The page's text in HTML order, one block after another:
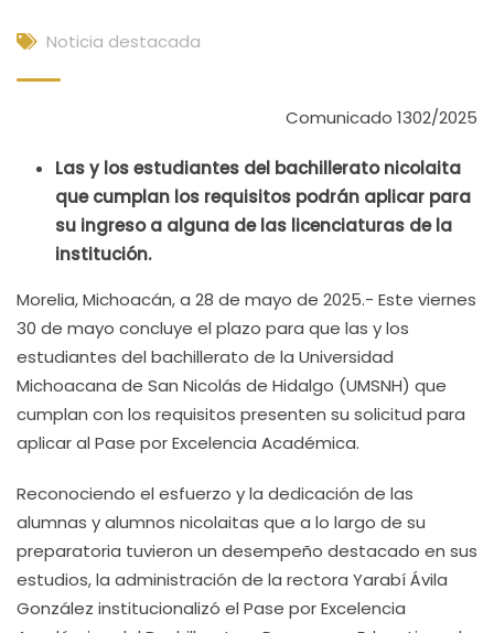
Noticia destacada
Comunicado 1302/2025
Las y los estudiantes del bachillerato nicolaita
que cumplan los requisitos podrán aplicar para
su ingreso a alguna de las licenciaturas de la
institución.
Morelia, Michoacán, a 28 de mayo de 2025.- Este viernes
30 de mayo concluye el plazo para que las y los
estudiantes del bachillerato de la Universidad
Michoacana de San Nicolás de Hidalgo (UMSNH) que
cumplan con los requisitos presenten su solicitud para
aplicar al Pase por Excelencia Académica.
Reconociendo el esfuerzo y la dedicación de las
alumnas y alumnos nicolaitas que a lo largo de su
preparatoria tuvieron un desempeño destacado en sus
estudios, la administración de la rectora Yarabí Ávila
González institucionalizó el Pase por Excelencia